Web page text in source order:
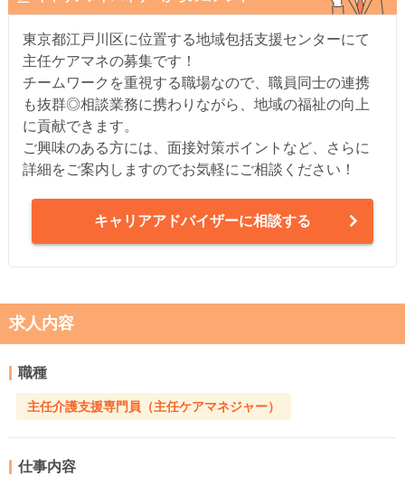
東京都江戸川区に位置する地域包括支援センターにて
主任ケアマネの募集です！
チームワークを重視する職場なので、職員同士の連携
も抜群◎相談業務に携わりながら、地域の福祉の向上
に貢献できます。
ご興味のある方には、面接対策ポイントなど、さらに
詳細をご案内しますのでお気軽にご相談ください！
キャリアアドバイザーに相談する
求人内容
職種
主任介護支援専門員（主任ケアマネジャー）
仕事内容